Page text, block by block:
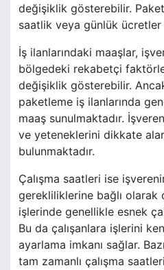
değişiklik gösterebilir.
saatlik veya günlük ücretler
İş ilanlarındaki maaşlar,
bölgedeki rekabetçi
değişiklik gösterebilir.
paketleme iş ilanlarında
maaş sunulmaktadır.
ve yeteneklerini dikkate
bulunmaktadır.
Çalışma saatleri ise
gerekliliklerine bağlı olarak
işlerinde genellikle esnek
Bu da çalışanlara işlerini
ayarlama imkanı sağlar.
tam zamanlı çalışma